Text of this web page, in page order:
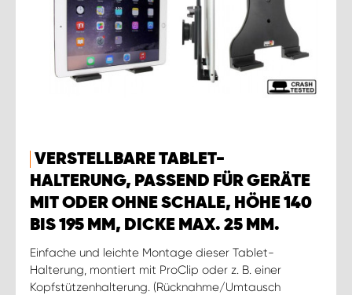
VERSTELLBARE TABLET-
HALTERUNG, PASSEND FÜR GERÄTE
MIT ODER OHNE SCHALE, HÖHE 140
BIS 195 MM, DICKE MAX. 25 MM.
Einfache und leichte Montage dieser Tablet-
Halterung, montiert mit ProClip oder z. B. einer
Kopfstützenhalterung. (Rücknahme/Umtausch